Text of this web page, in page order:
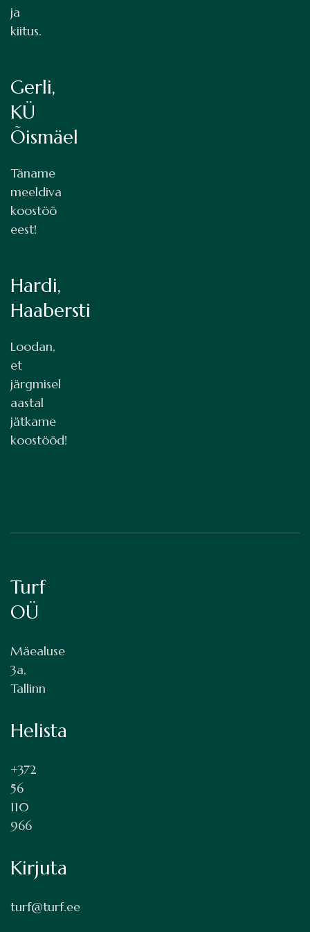
ja
kiitus.
Gerli,
KÜ
Õismäel
Täname
meeldiva
koostöö
eest!
Hardi,
Haabersti
Loodan,
et
järgmisel
aastal
jätkame
koostööd!
Turf
OÜ
Mäealuse
3a,
Tallinn
Helista
+372
56
110
966
Kirjuta
turf@turf.ee